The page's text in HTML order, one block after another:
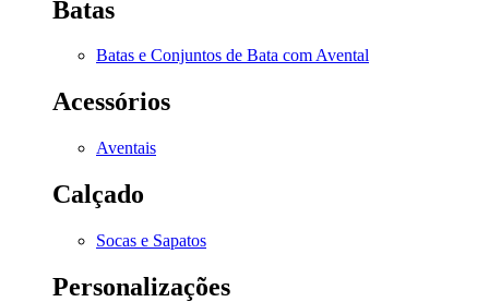
Batas
Batas e Conjuntos de Bata com Avental
Acessórios
Aventais
Calçado
Socas e Sapatos
Personalizações